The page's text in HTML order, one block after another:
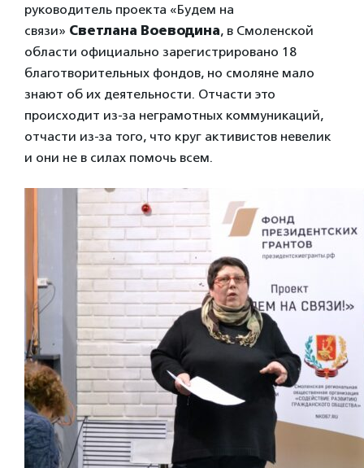
руководитель проекта «Будем на
связи» Светлана Воеводина, в Смоленской
области официально зарегистрировано 18
благотворительных фондов, но смоляне мало
знают об их деятельности. Отчасти это
происходит из-за неграмотных коммуникаций,
отчасти из-за того, что круг активистов невелик
и они не в силах помочь всем.